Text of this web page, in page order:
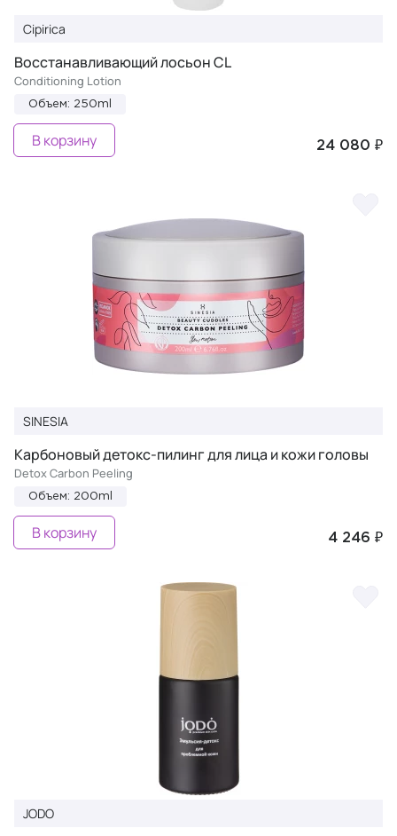
Cipirica
Восстанавливающий лосьон CL
Conditioning Lotion
Объем: 250ml
24 080 ₽
В корзину
SINESIA
Карбоновый детокс-пилинг для лица и кожи головы
Detox Carbon Peeling
Объем: 200ml
4 246 ₽
В корзину
JODO